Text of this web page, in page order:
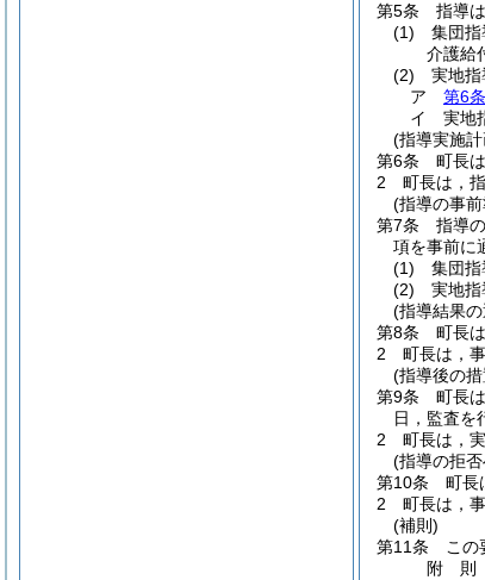
第5条
指導
(1)
集団
介護給
(2)
実地
ア
第6条
イ
実地
(指導実施
第6条
町長
2
町長は，
(指導の事
第7条
指導
項を事前に
(1)
集団
(2)
実地
(指導結果
第8条
町長
2
町長は，
(指導後の
第9条
町長
日，監査を
2
町長は，
(指導の拒
第10条
町長
2
町長は，
(補則)
第11条
この
附 則